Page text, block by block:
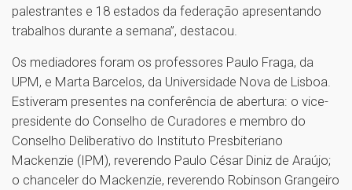
palestrantes e 18 estados da federação apresentando
trabalhos durante a semana”, destacou.
Os mediadores foram os professores Paulo Fraga, da
UPM, e Marta Barcelos, da Universidade Nova de Lisboa.
Estiveram presentes na conferência de abertura: o vice-
presidente do Conselho de Curadores e membro do
Conselho Deliberativo do Instituto Presbiteriano
Mackenzie (IPM), reverendo Paulo César Diniz de Araújo;
o chanceler do Mackenzie, reverendo Robinson Grangeiro